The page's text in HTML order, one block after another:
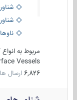
مربوط به انواع
Vessels
6,826 ارسال ها